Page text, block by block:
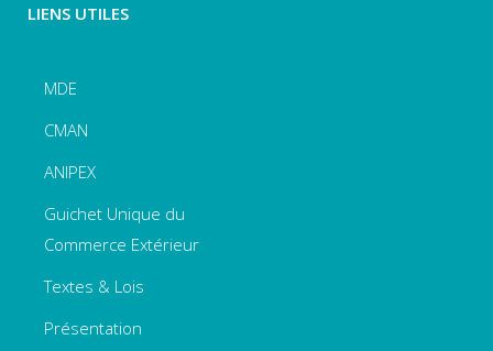
LIENS UTILES
MDE
CMAN
ANIPEX
Guichet Unique du
Commerce Extérieur
Textes & Lois
Présentation